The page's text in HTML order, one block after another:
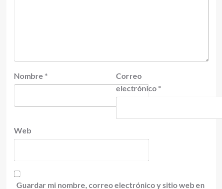
Nombre *
Correo
electrónico *
Web
Guardar mi nombre, correo electrónico y sitio web en